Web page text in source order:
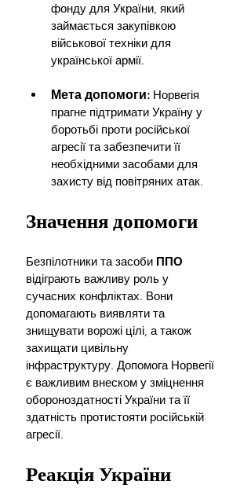
фонду для України, який
займається закупівкою
військової техніки для
української армії.
Мета допомоги: Норвегія
прагне підтримати Україну у
боротьбі проти російської
агресії та забезпечити її
необхідними засобами для
захисту від повітряних атак.
Значення допомоги
Безпілотники та засоби ППО
відіграють важливу роль у
сучасних конфліктах. Вони
допомагають виявляти та
знищувати ворожі цілі, а також
захищати цивільну
інфраструктуру. Допомога Норвегії
є важливим внеском у зміцнення
обороноздатності України та її
здатність протистояти російській
агресії.
Реакція України